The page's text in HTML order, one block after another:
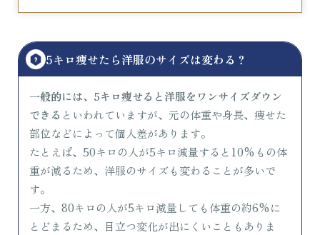
5キロ痩せたら洋服のサイズは変わる？
一般的には、5キロ痩せると洋服をワンサイズダウン
できる といわれていますが、元の体重や身長、痩せた
部位などによって個人差があります。
たとえば、50キロの人が5キロ減量すると10%もの体
重が減るため、洋服のサイズも変わることが多いで
す。
一方、80キロの人が5キロ減量しても体重の約6%に
とどまるため、目立つ変化が出にくいこともありま